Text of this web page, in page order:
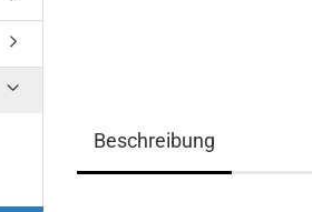
Beschreibung